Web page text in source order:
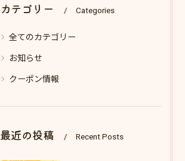
カテゴリー Categories
全てのカテゴリー
お知らせ
クーポン情報
最近の投稿 Recent Posts